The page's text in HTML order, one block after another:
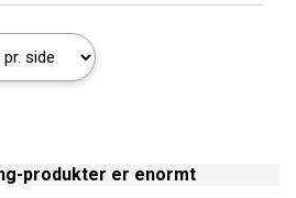
produkter er enormt